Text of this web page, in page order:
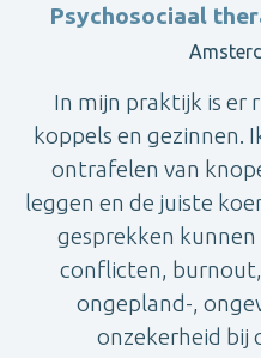
Psychosociaal
In mijn praktijk is er
koppels en gezinnen.
ontrafelen van
leggen en de juiste
gesprekken
conflicten,
ongepland-,
onzekerheid bij